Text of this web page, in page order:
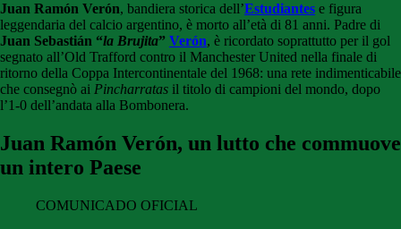
Juan Ramón Verón, bandiera storica dell’Estudiantes e figura
leggendaria del calcio argentino, è morto all’età di 81 anni. Padre di
Juan Sebastián “la Brujita” Verón, è ricordato soprattutto per il gol
segnato all’Old Trafford contro il Manchester United nella finale di
ritorno della Coppa Intercontinentale del 1968: una rete indimenticabile
che consegnò ai Pincharratas il titolo di campioni del mondo, dopo
l’1-0 dell’andata alla Bombonera.
Juan Ramón Verón, un lutto che commuove
un intero Paese
COMUNICADO OFICIAL